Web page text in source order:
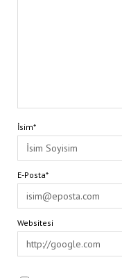
İsim*
E-Posta*
Websitesi